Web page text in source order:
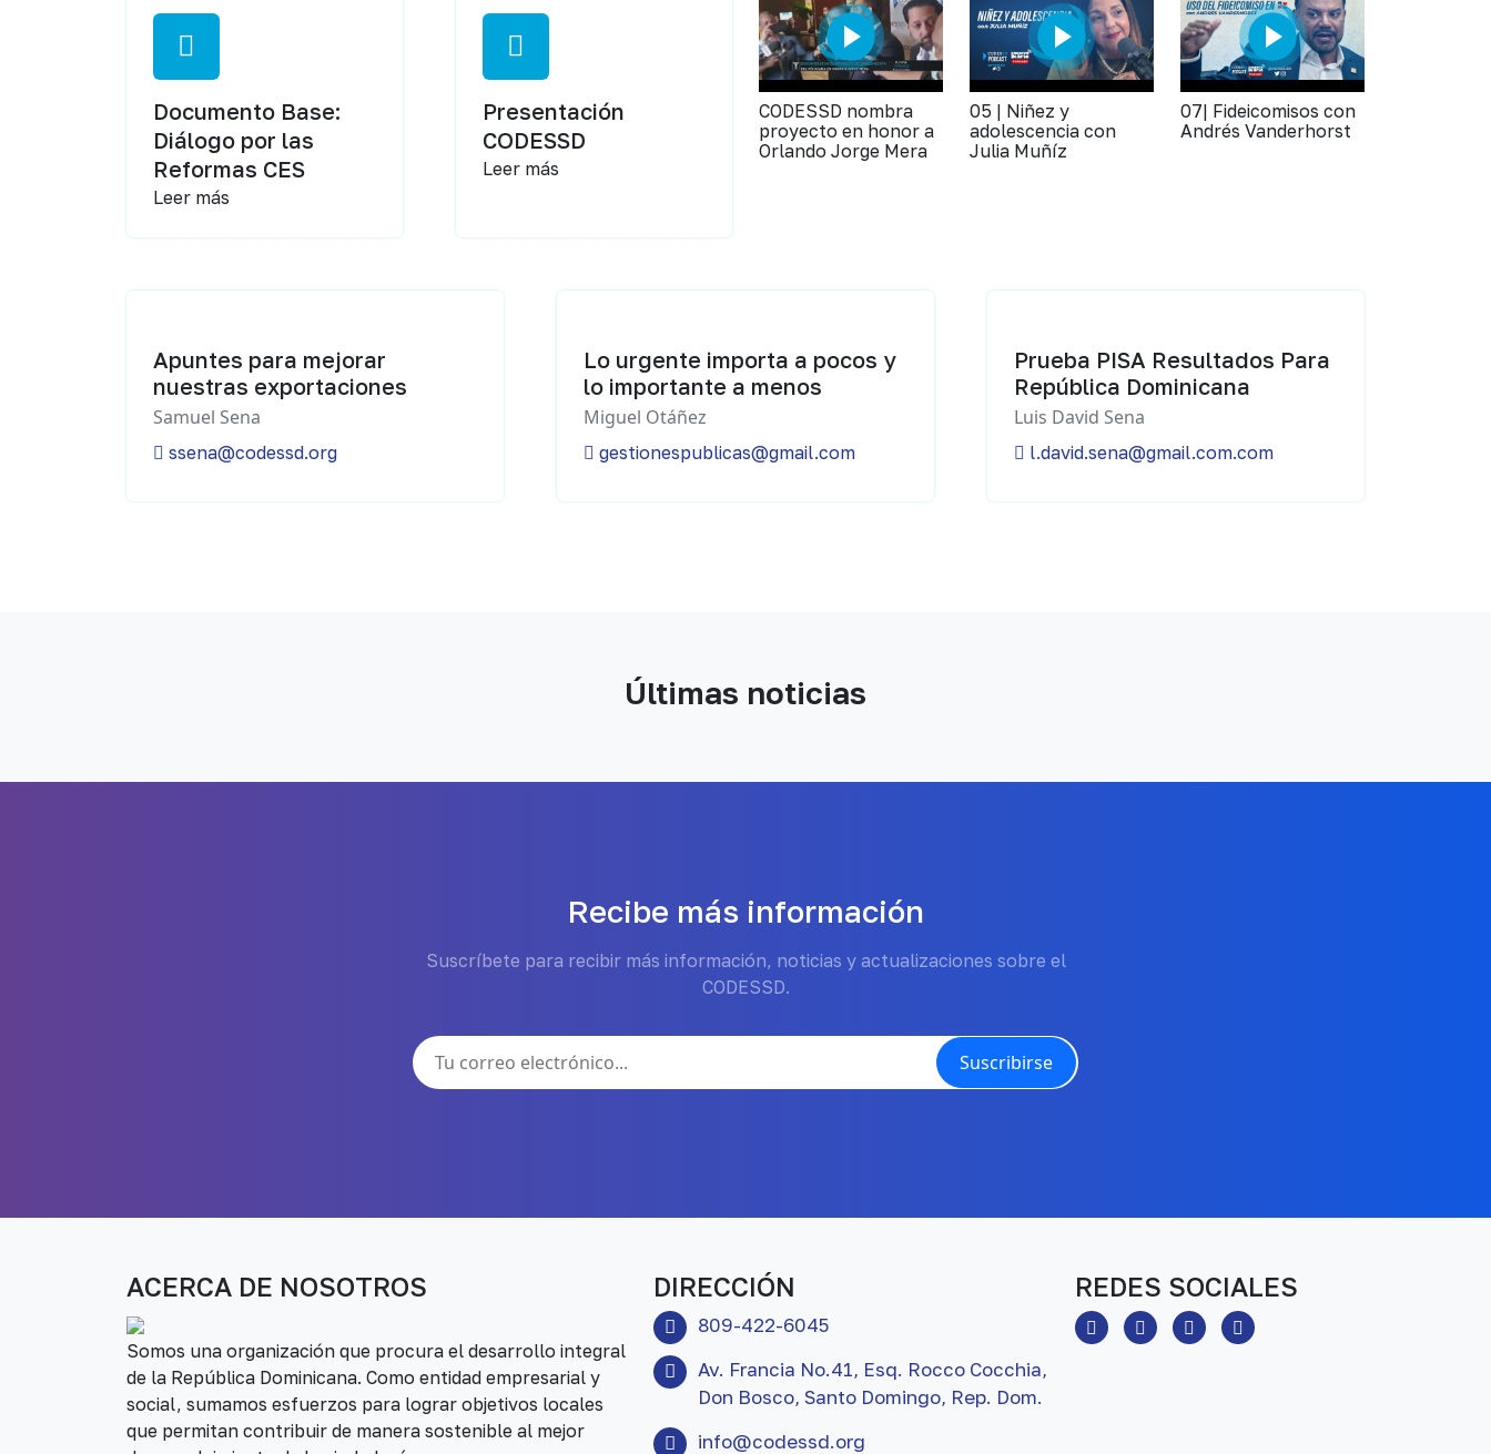
Documento Base:
Diálogo por las
Reformas CES
Leer más
Presentación
CODESSD
Leer más
CODESSD nombra
proyecto en honor a
Orlando Jorge Mera
05 | Niñez y
adolescencia con
Julia Muñíz
07| Fideicomisos con
Andrés Vanderhorst
Apuntes para mejorar
nuestras exportaciones
Samuel Sena
ssena@codessd.org
Lo urgente importa a pocos y
lo importante a menos
Miguel Otáñez
gestionespublicas@gmail.com
Prueba PISA Resultados Para
República Dominicana
Luis David Sena
l.david.sena@gmail.com.com
Últimas noticias
Recibe más información
Suscríbete para recibir más información, noticias y actualizaciones sobre el
CODESSD.
Suscribirse
ACERCA DE NOSOTROS
Somos una organización que procura el desarrollo integral
de la República Dominicana. Como entidad empresarial y
social, sumamos esfuerzos para lograr objetivos locales
que permitan contribuir de manera sostenible al mejor
DIRECCIÓN
809-422-6045
Av. Francia No.41, Esq. Rocco Cocchia,
Don Bosco, Santo Domingo, Rep. Dom.
info@codessd.org
REDES SOCIALES